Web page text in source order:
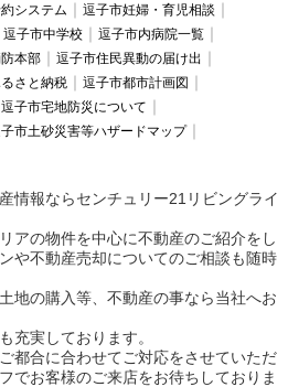
システム
逗子市妊婦・育児相談
逗子市中学校
逗子市内病院一覧
本部
逗子市住民異動の届け出
さと納税
逗子市都市計画図
逗子市宅地防災について
市土砂災害等ハザードマップ
情報ならセンチュリー21リビングライ
アの物件を中心に不動産のご紹介をし
や不動産売却についてのご相談も随時
地の購入等、不動産の事なら当社へお
充実しております。
都合に合わせてご対応をさせていただ
でお客様のご来店をお待ちしておりま